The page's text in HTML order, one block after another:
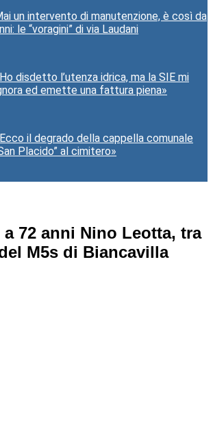
un intervento di manutenzione, è così da
le “voragini” di via Laudani
disdetto l’utenza idrica, ma la SIE mi
ed emette una fattura piena»
il degrado della cappella comunale
Placido” al cimitero»
72 anni Nino Leotta, tra
M5s di Biancavilla